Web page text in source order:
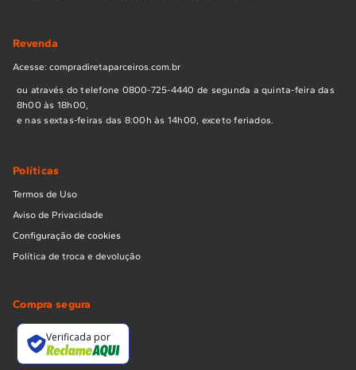
Revenda
Acesse: compradiretaparceiros.com.br
ou através do telefone 0800-725-4440 de segunda a quinta-feira das
8h00 às 18h00,
e nas sextas-feiras das 8:00h às 14h00, exceto feriados.
Políticas
Termos de Uso
Aviso de Privacidade
Configuração de cookies
Política de troca e devolução
Compra segura
Verificada por